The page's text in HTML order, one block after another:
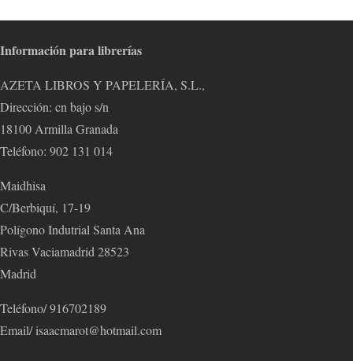
Información para librerías
AZETA LIBROS Y PAPELERÍA, S.L.,
Dirección: cn bajo s/n
18100 Armilla Granada
Teléfono: 902 131 014
Maidhisa
C/Berbiquí, 17-19
Polígono Indutrial Santa Ana
Rivas Vaciamadrid 28523
Madrid
Teléfono/ 916702189
Email/ isaacmarot@hotmail.com